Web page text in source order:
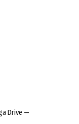
Drive —